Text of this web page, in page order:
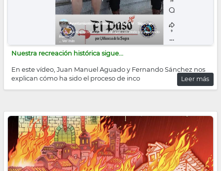
Nuestra recreación histórica sigue...
En este vídeo, Juan Manuel Aguado y Fernando Sánchez nos
explican cómo ha sido el proceso de inco
Leer más